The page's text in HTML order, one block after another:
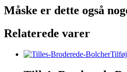
Måske er dette også
Relaterede varer